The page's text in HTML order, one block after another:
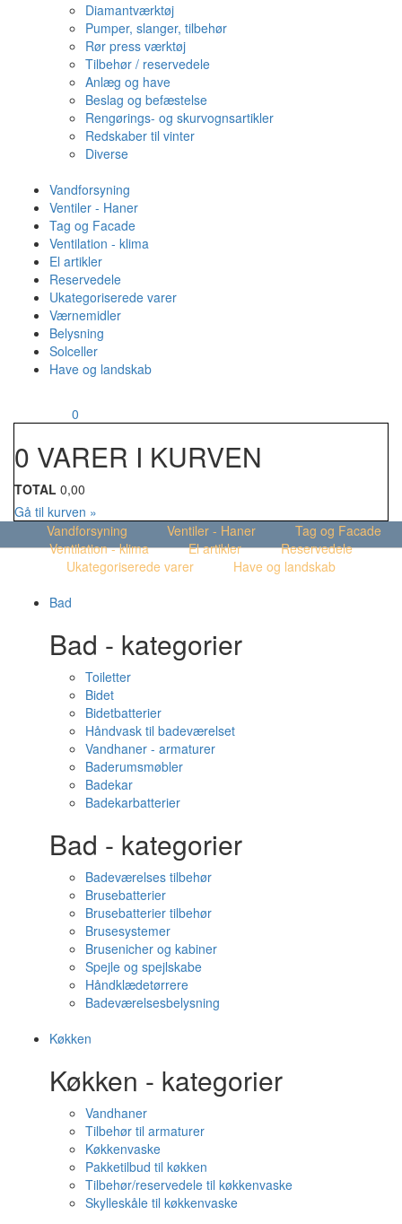
Diamantværktøj
Pumper, slanger, tilbehør
Rør press værktøj
Tilbehør / reservedele
Anlæg og have
Beslag og befæstelse
Rengørings- og skurvognsartikler
Redskaber til vinter
Diverse
Vandforsyning
Ventiler - Haner
Tag og Facade
Ventilation - klima
El artikler
Reservedele
Ukategoriserede varer
Værnemidler
Belysning
Solceller
Have og landskab
0
0 VARER I KURVEN
TOTAL 0,00
Gå til kurven »
Vandforsyning
Ventiler - Haner
Tag og Facade
Ventilation - klima
El artikler
Reservedele
Ukategoriserede varer
Have og landskab
Bad
Bad - kategorier
Toiletter
Bidet
Bidetbatterier
Håndvask til badeværelset
Vandhaner - armaturer
Baderumsmøbler
Badekar
Badekarbatterier
Bad - kategorier
Badeværelses tilbehør
Brusebatterier
Brusebatterier tilbehør
Brusesystemer
Brusenicher og kabiner
Spejle og spejlskabe
Håndklædetørrere
Badeværelsesbelysning
Køkken
Køkken - kategorier
Vandhaner
Tilbehør til armaturer
Køkkenvaske
Pakketilbud til køkken
Tilbehør/reservedele til køkkenvaske
Skylleskåle til køkkenvaske